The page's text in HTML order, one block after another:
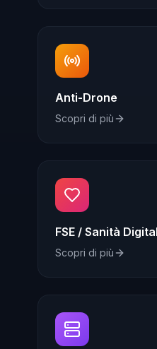
Anti-Drone
Scopri di più
FSE / Sanità
Scopri di più